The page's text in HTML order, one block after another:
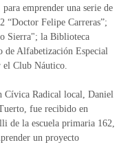
emprender una serie de
“Doctor Felipe Carreras”;
Sierra"; la Biblioteca
de Alfabetización Especial
el Club Náutico.
Cívica Radical local, Daniel
fue recibido en
de la escuela primaria 162,
un proyecto